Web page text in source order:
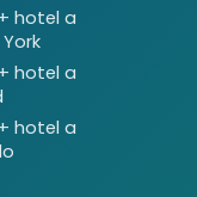
hotel a
hotel a
hotel a